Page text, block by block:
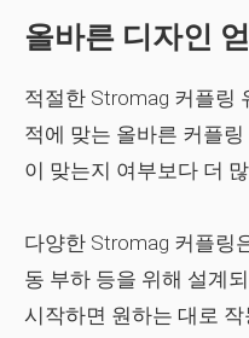
올바른 디자인 얻
적절한 Stromag 커플링
적에 맞는 올바른 커플
이 맞는지 여부보다 더
다양한 Stromag 커플링
동 부하 등을 위해 설계
시작하면 원하는 대로